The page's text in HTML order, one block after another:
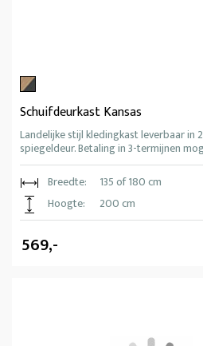
Schuifdeurkast Kansas
Landelijke stijl kledingkast leverbaar in
spiegeldeur. Betaling in 3-termijnen
Breedte:
135 of 180 cm
Hoogte:
200 cm
569,-